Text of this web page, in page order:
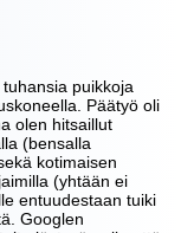
puikkoja
Päätyö oli
olen hitsaillut
(bensalla
kotimaisen
(yhtään ei
entuudestaan tuiki
Googlen